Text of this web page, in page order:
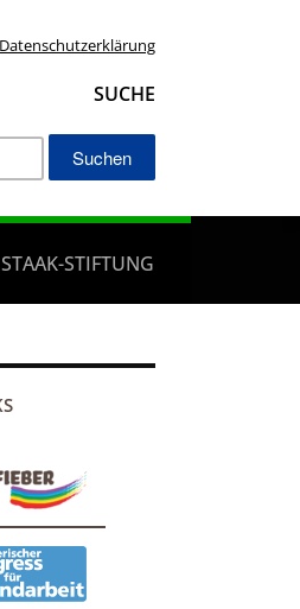
Datenschutzerklärung
SUCHE
Suchen
nach:
STAAK-STIFTUNG